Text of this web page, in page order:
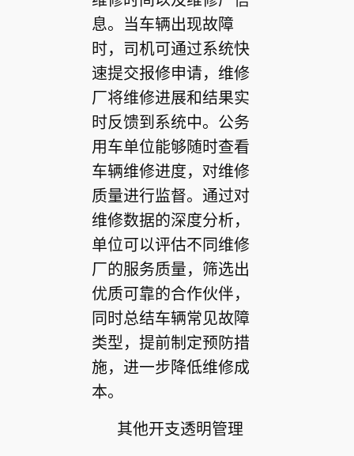
息。当车辆出现故障
时，司机可通过系统快
速提交报修申请，维修
厂将维修进展和结果实
时反馈到系统中。公务
用车单位能够随时查看
车辆维修进度，对维修
质量进行监督。通过对
维修数据的深度分析，
单位可以评估不同维修
厂的服务质量，筛选出
优质可靠的合作伙伴，
同时总结车辆常见故障
类型，提前制定预防措
施，进一步降低维修成
本。
其他开支透明管理